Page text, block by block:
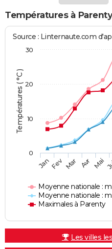
Températures à
Températures ( °C )
Source : Linternaute.com
Moyenne nationale :
Moyenne nationale :
Maximales à Parenty
JanFev Mar Avr Mai
0
10
20
30
Les villes